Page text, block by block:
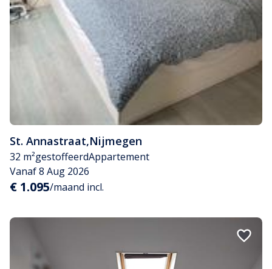
St. Annastraat,Nijmegen
32 m²gestoffeerdAppartement
Vanaf 8 Aug 2026
€ 1.095/maand incl.